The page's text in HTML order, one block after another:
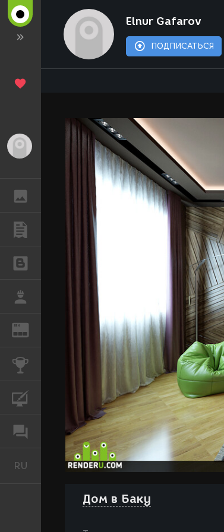
ПУБЛИКАЦИИ
REN
ФОРУМ
RU Русский
Elnur Gafarov
ПОДПИСАТЬСЯ
Дом в Баку